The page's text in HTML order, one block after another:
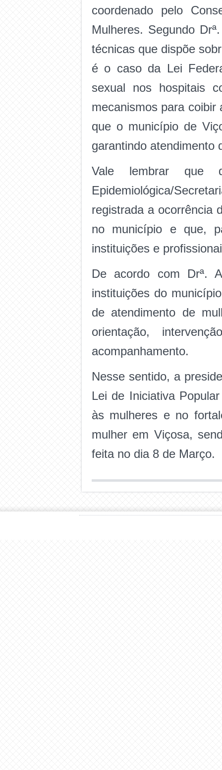
coordenado pelo
Mulheres. Segundo
técnicas que dispõe
é o caso da Lei
sexual nos hospitais
mecanismos para
que o município de
garantindo atendimento
Vale lembrar que
Epidemiológica/
registrada a ocorrência
no município e que,
instituições e
De acordo com Drª.
instituições do
de atendimento de
orientação,
acompanhamento.
Nesse sentido, a
Lei de Iniciativa
às mulheres e no
mulher em Viçosa,
feita no dia 8 de Março.